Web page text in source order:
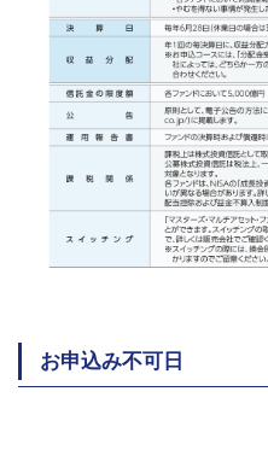
お申込み不可日